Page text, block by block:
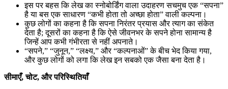
इस पर बहस कि लेख का स्नोबोर्डिंग वाला उदाहरण सचमुच एक “सपना”
है या बस एक साधारण “कभी होता तो अच्छा होता” वाली कल्पना।
कुछ लोगों का कहना है कि सपना निरंतर प्रयास और त्याग का संकेत
देता है; दूसरों का कहना है कि ऐसे जीवनभर के सपने होना सामान्य है
जिन्हें आप कभी गंभीरता से नहीं अपनाते।
“सपने,” “जुनून,” “लक्ष्य,” और “कल्पनाओं” के बीच भेद किया गया,
और कुछ लोगों को लगा कि लेख इन सबको एक जैसा बना देता है।
सीमाएँ, चोट, और परिस्थितियाँ